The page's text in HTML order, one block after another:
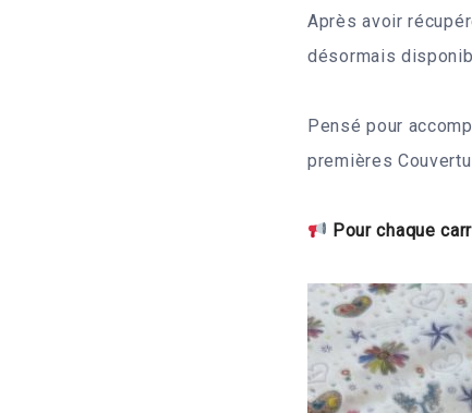
Après avoir
désormais
Pensé pour
premières
Pour chaque